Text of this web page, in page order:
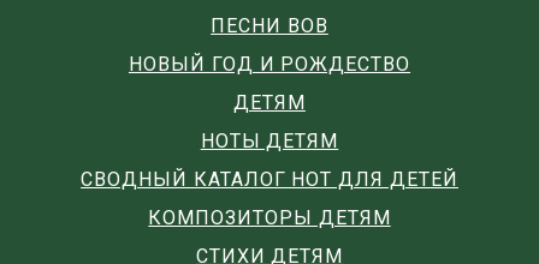
ПЕСНИ ВОВ
НОВЫЙ ГОД И РОЖДЕСТВО
ДЕТЯМ
НОТЫ ДЕТЯМ
СВОДНЫЙ КАТАЛОГ НОТ ДЛЯ ДЕТЕЙ
КОМПОЗИТОРЫ ДЕТЯМ
СТИХИ ДЕТЯМ